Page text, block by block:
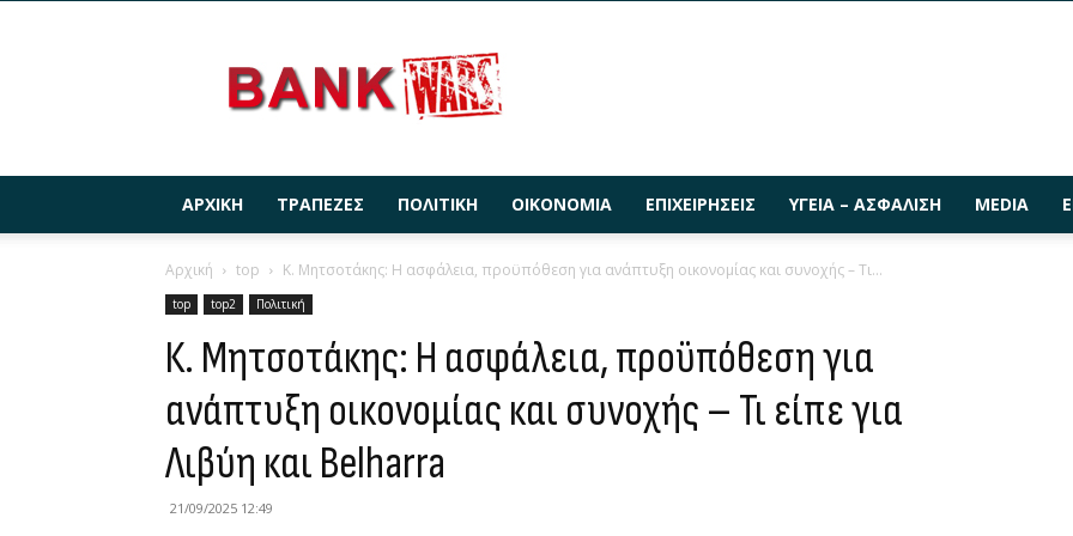
ΑΡΧΙΚΉ ΤΡΆΠΕΖΕΣ ΠΟΛΙΤΙΚΉ ΟΙΚΟΝΟΜΊΑ ΕΠΙΧΕΙΡΉΣΕΙΣ ΥΓΕΊΑ – ΑΣΦΆΛΙΣΗ MEDIA
Αρχική top Κ. Μητσοτάκης: Η ασφάλεια, προϋπόθεση για ανάπτυξη οικονομίας και συνοχής – Τι...
top top2 Πολιτική
Κ. Μητσοτάκης: Η ασφάλεια, προϋπόθεση για
ανάπτυξη οικονομίας και συνοχής – Τι είπε για
Λιβύη και Belharra
21/09/2025 12:49